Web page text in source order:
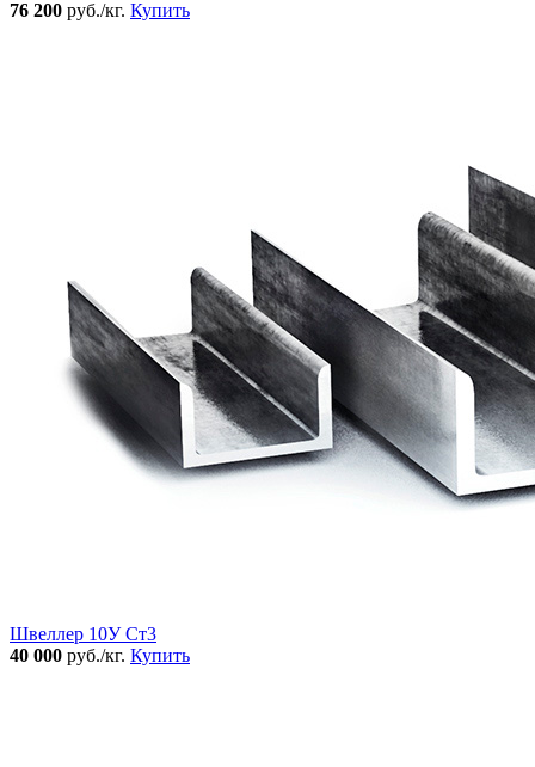
76 200 руб./кг. Купить
Швеллер 10У Ст3
40 000 руб./кг. Купить